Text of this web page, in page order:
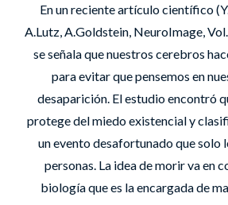
En un reciente artículo científico
A.Lutz, A.Goldstein, NeuroImage,
se señala que nuestros cerebros
para evitar que pensemos en
desaparición. El estudio encontró
protege del miedo existencial y
un evento desafortunado que solo
personas. La idea de morir va en
biología que es la encargada de